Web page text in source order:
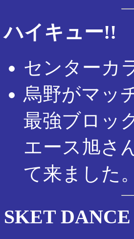
ハイキュー!!
センターカ
烏野がマッ
最強ブロッ
エース旭さ
て来ました。
SKET DANCE